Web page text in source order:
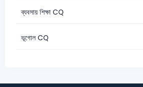
ব্যবসায় শিক্ষা CQ
ভূগোল CQ